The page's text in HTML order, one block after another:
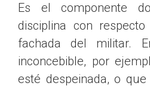
Es el componente
disciplina con
fachada del militar.
inconcebible, por
esté despeinada, o